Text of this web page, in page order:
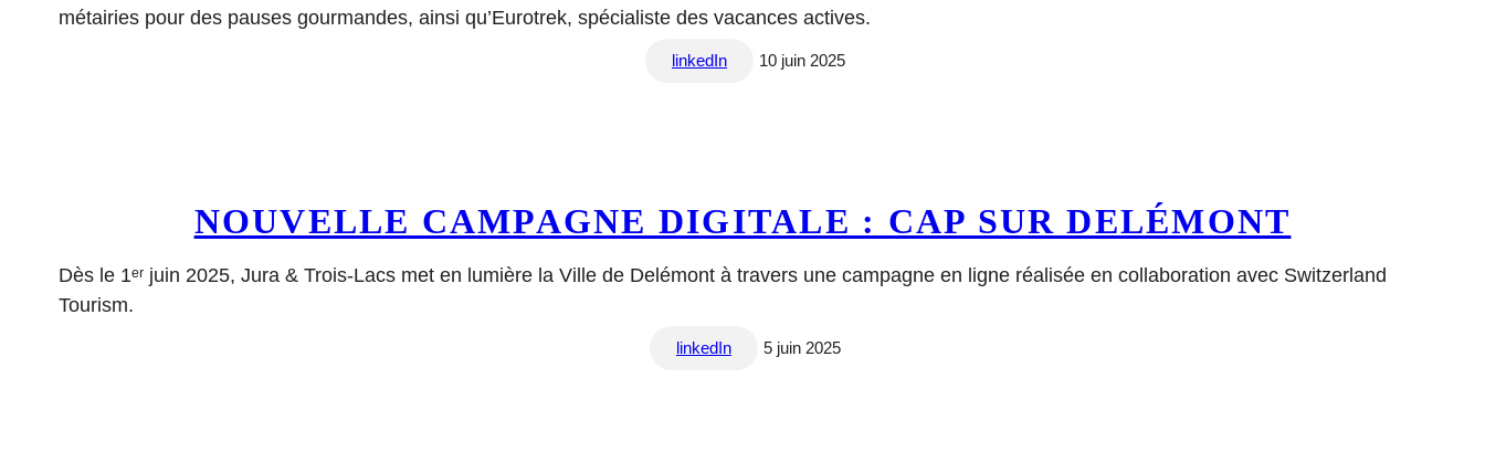
métairies pour des pauses gourmandes, ainsi qu’Eurotrek, spécialiste des vacances actives.
linkedIn 10 juin 2025
NOUVELLE CAMPAGNE DIGITALE : CAP SUR DELÉMONT
Dès le 1ᵉʳ juin 2025, Jura & Trois-Lacs met en lumière la Ville de Delémont à travers une campagne en ligne réalisée en collaboration avec Switzerland
Tourism.
linkedIn 5 juin 2025